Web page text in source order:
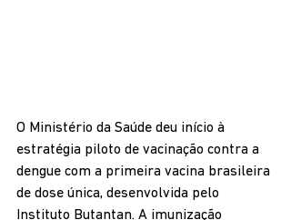
O Ministério da Saúde deu início à
estratégia piloto de vacinação contra a
dengue com a primeira vacina brasileira
de dose única, desenvolvida pelo
Instituto Butantan. A imunização